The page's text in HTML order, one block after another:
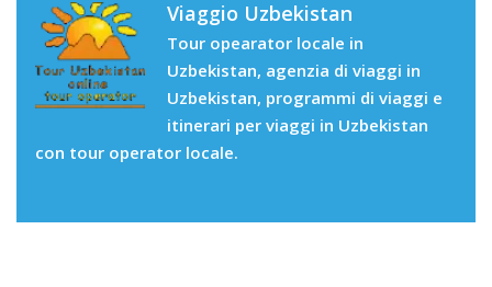
Viaggio Uzbekistan
Tour opearator locale in
Uzbekistan, agenzia di viaggi in
Uzbekistan, programmi di viaggi e
itinerari per viaggi in Uzbekistan
con tour operator locale.